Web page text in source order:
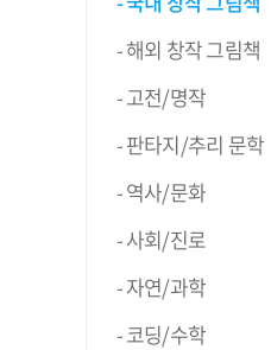
해외 창작 그림책
고전/명작
판타지/추리 문학
역사/문화
사회/진로
자연/과학
코딩/수학